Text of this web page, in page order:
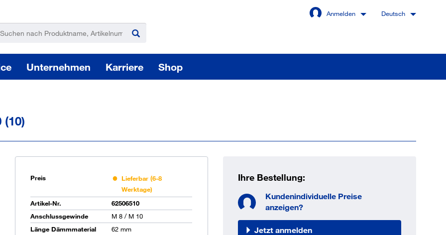
Anmelden
Anmelden
Sie sind noch kein Kunde
Jetzt registrieren
Deutsch
Unternehmen Karriere Shop
Preis
Lieferbar (6-8
Werktage)
Artikel-Nr.
62506510
Anschlussgewinde
M 8 / M 10
Länge Dämmmaterial
62 mm
Ihre Bestellung:
Kundenindividuelle Preise
anzeigen?
Jetzt anmelden